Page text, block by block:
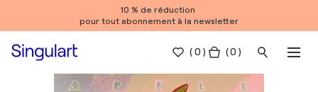
10 % de réduction
pour tout abonnement à la newsletter
(0 ) ( 0 )